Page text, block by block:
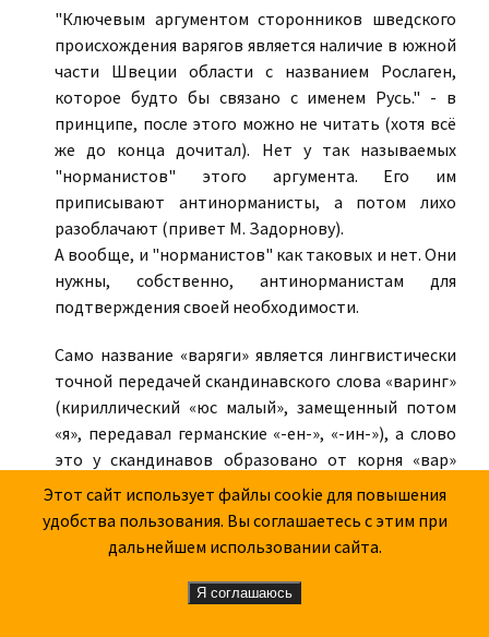
"Ключевым аргументом сторонников шведского
происхождения варягов является наличие в южной
части Швеции области с названием Рослаген,
которое будто бы связано с именем Русь." - в
принципе, после этого можно не читать (хотя всё
же до конца дочитал). Нет у так называемых
"норманистов" этого аргумента. Его им
приписывают антинорманисты, а потом лихо
разоблачают (привет М. Задорнову).
А вообще, и "норманистов" как таковых и нет. Они
нужны, собственно, антинорманистам для
подтверждения своей необходимости.
Само название «варяги» является лингвистически
точной передачей скандинавского слова «варинг»
(кириллический «юс малый», замещенный потом
«я», передавал германские «-ен-», «-ин-»), а слово
это у скандинавов образовано от корня «вар»
(«клятва, присяга») с германским суффиксом «-
инг-», проникло и к византийцам, означая воинов-
наемников с севера. Похожее слово — «викинг» —
витязь.
Само название «варяги» является лингвистически
Этот сайт использует файлы cookie для повышения
удобства пользования. Вы соглашаетесь с этим при
дальнейшем использовании сайта.
Я соглашаюсь